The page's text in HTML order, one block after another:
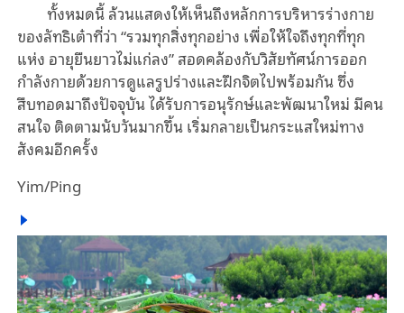
ทั้งหมดนี้ ล้วนแสดงให้เห็นถึงหลักการบริหารร่างกาย
ของลัทธิเต๋าที่ว่า “รวมทุกสิ่งทุกอย่าง เพื่อให้ใจถึงทุกที่ทุก
แห่ง อายุยืนยาวไม่แก่ลง” สอดคล้องกับวิสัยทัศน์การออก
กำลังกายด้วยการดูแลรูปร่างและฝึกจิตไปพร้อมกัน ซึ่ง
สืบทอดมาถึงปัจจุบัน ได้รับการอนุรักษ์และพัฒนาใหม่ มีคน
สนใจ ติดตามนับวันมากขึ้น เริ่มกลายเป็นกระแสใหม่ทาง
สังคมอีกครั้ง
Yim/Ping